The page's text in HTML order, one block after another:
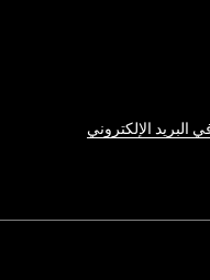
البريد الإلكتروني